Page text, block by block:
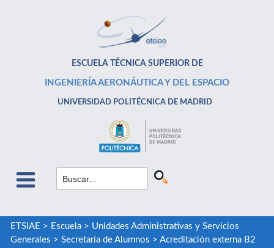
ESCUELA TÉCNICA SUPERIOR DE
INGENIERÍA AERONÁUTICA Y DEL ESPACIO
UNIVERSIDAD POLITÉCNICA DE MADRID
ETSIAE > Escuela> Unidades Administrativas y Servicios
Generales > Secretaría de Alumnos > Acreditación externa B2